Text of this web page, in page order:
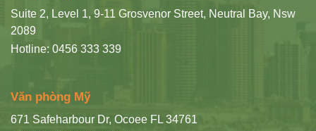
Suite 2, Level 1, 9-11 Grosvenor Street, Neutral Bay, Nsw
2089
Hotline: 0456 333 339
Văn phòng Mỹ
671 Safeharbour Dr, Ocoee FL 34761